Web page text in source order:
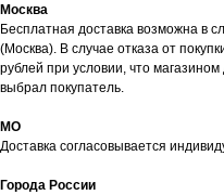
Москва
Бесплатная доставка возможна в
(Москва). В случае отказа от
рублей при условии, что
выбрал покупатель.
МО
Доставка согласовывается
Города России